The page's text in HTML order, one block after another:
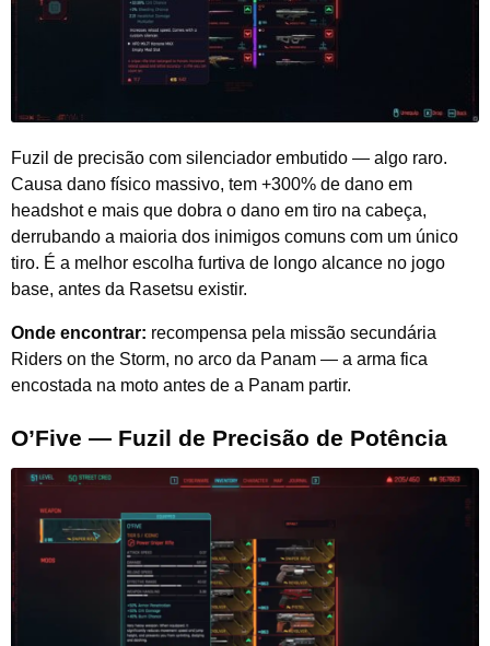
Fuzil de precisão com silenciador embutido — algo raro.
Causa dano físico massivo, tem +300% de dano em
headshot e mais que dobra o dano em tiro na cabeça,
derrubando a maioria dos inimigos comuns com um único
tiro. É a melhor escolha furtiva de longo alcance no jogo
base, antes da Rasetsu existir.
Onde encontrar: recompensa pela missão secundária
Riders on the Storm, no arco da Panam — a arma fica
encostada na moto antes de a Panam partir.
O’Five — Fuzil de Precisão de Potência